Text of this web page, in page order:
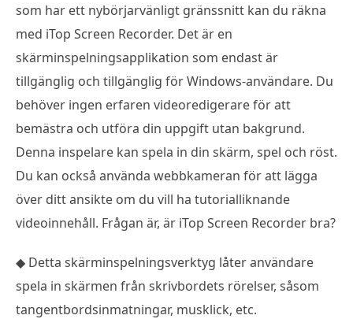
som har ett nybörjarvänligt gränssnitt kan du räkna
med iTop Screen Recorder. Det är en
skärminspelningsapplikation som endast är
tillgänglig och tillgänglig för Windows-användare. Du
behöver ingen erfaren videoredigerare för att
bemästra och utföra din uppgift utan bakgrund.
Denna inspelare kan spela in din skärm, spel och röst.
Du kan också använda webbkameran för att lägga
över ditt ansikte om du vill ha tutorialliknande
videoinnehåll. Frågan är, är iTop Screen Recorder bra?
◆ Detta skärminspelningsverktyg låter användare
spela in skärmen från skrivbordets rörelser, såsom
tangentbordsinmatningar, musklick, etc.